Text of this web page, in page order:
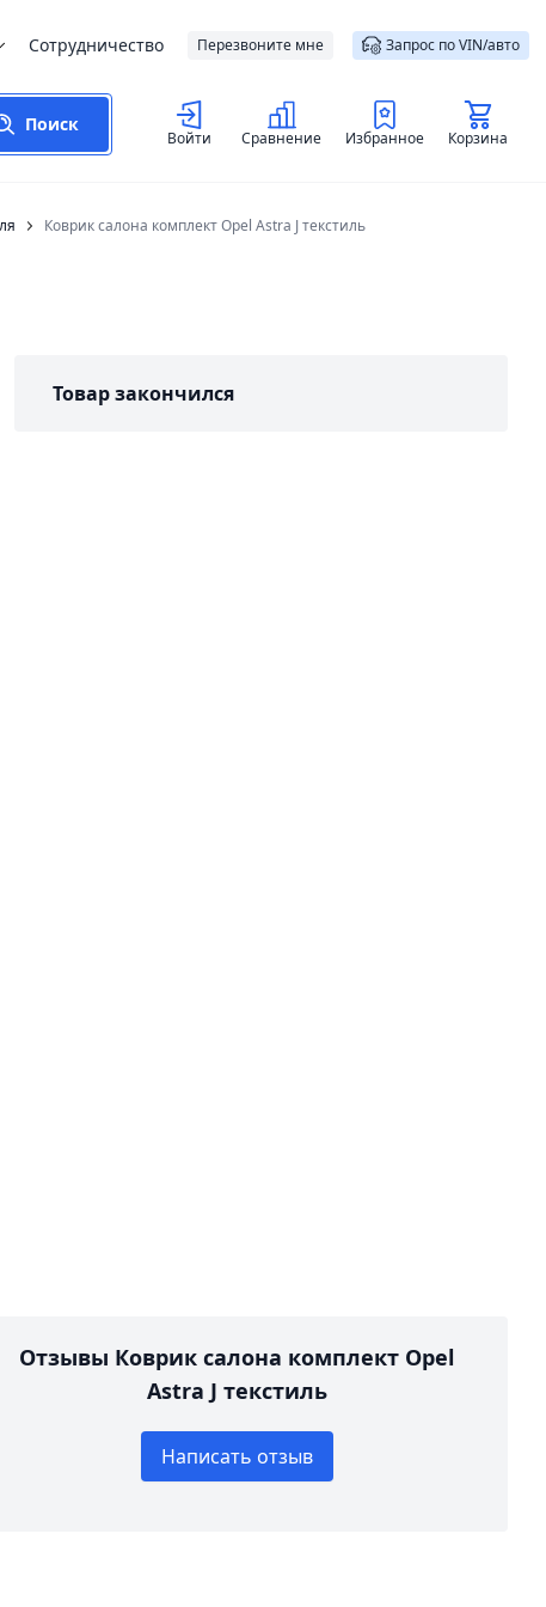
Сотрудничество Перезвоните мне Запрос по VIN/авто
Поиск
Войти Сравнение Избранное Корзина
Коврик салона комплект Opel Astra J текстиль
Товар закончился
Отзывы Коврик салона комплект Opel
Astra J текстиль
Написать отзыв